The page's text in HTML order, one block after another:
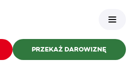
PRZEKAŻ DAROWIZNĘ